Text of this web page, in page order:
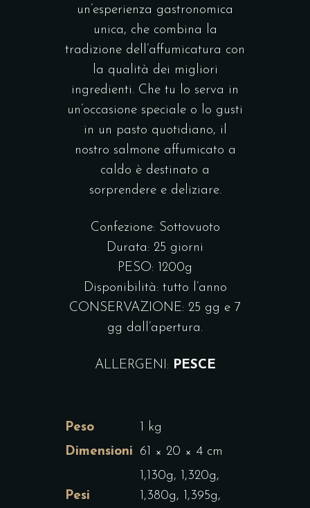
un’esperienza gastronomica
unica, che combina la
tradizione dell’affumicatura con
la qualità dei migliori
ingredienti. Che tu lo serva in
un’occasione speciale o lo gusti
in un pasto quotidiano, il
nostro salmone affumicato a
caldo è destinato a
sorprendere e deliziare.
Confezione: Sottovuoto
Durata: 25 giorni
PESO: 1200g
Disponibilità: tutto l’anno
CONSERVAZIONE: 25 gg e 7
gg dall’apertura.
ALLERGENI: PESCE
Peso
1 kg
Dimensioni
61 × 20 × 4 cm
Pesi
1,130g, 1,320g,
1,380g, 1,395g,